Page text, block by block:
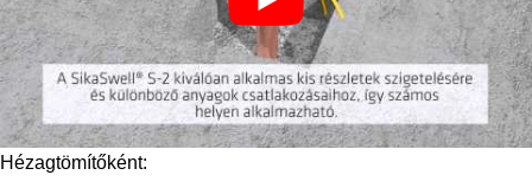
Hézagtömítőként: